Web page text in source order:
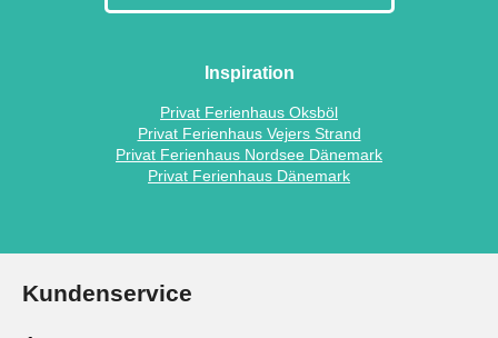
Inspiration
Privat Ferienhaus Oksböl
Privat Ferienhaus Vejers Strand
Privat Ferienhaus Nordsee Dänemark
Privat Ferienhaus Dänemark
Kundenservice